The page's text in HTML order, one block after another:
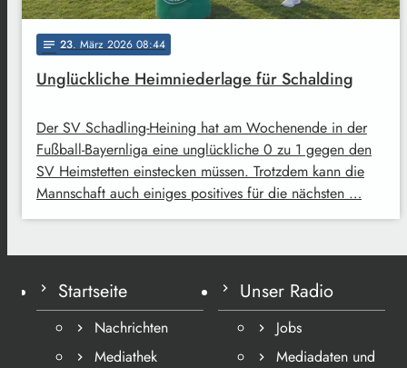
notes 23. März 2026 08:44
Unglückliche Heimniederlage für Schalding
Der SV Schadling-Heining hat am Wochenende in der
Fußball-Bayernliga eine unglückliche 0 zu 1 gegen den
SV Heimstetten einstecken müssen. Trotzdem kann die
Mannschaft auch einiges positives für die nächsten …
Startseite
Nachrichten
Mediathek
Unser Radio
Jobs
Mediadaten und